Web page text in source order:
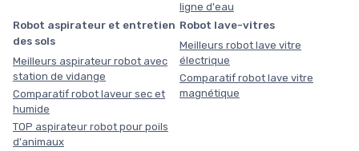
ligne d'eau
Robot aspirateur et entretien
des sols
Meilleurs aspirateur robot avec
station de vidange
Comparatif robot laveur sec et
humide
TOP aspirateur robot pour poils
d'animaux
Robot lave-vitres
Meilleurs robot lave vitre
électrique
Comparatif robot lave vitre
magnétique